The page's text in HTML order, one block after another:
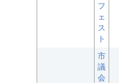
フ
ェ
ス
ト
市
議
会